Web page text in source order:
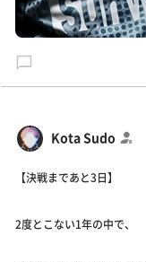
Kota Sudo
【決戦まであと3日】
2度とこない1年の中で、